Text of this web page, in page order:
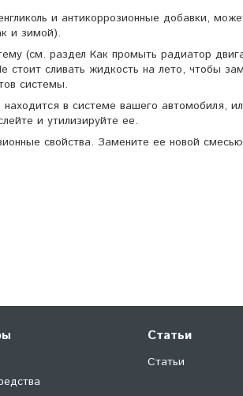
и антикоррозионные добавки,
и зимой).
(см. раздел Как промыть радиатор
сливать жидкость на лето, чтобы
системы.
в системе вашего автомобиля,
и утилизируйте ее.
свойства. Замените ее новой
Статьи
Статьи